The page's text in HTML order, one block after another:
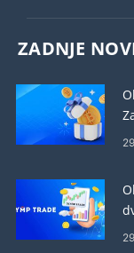
ZADNJE